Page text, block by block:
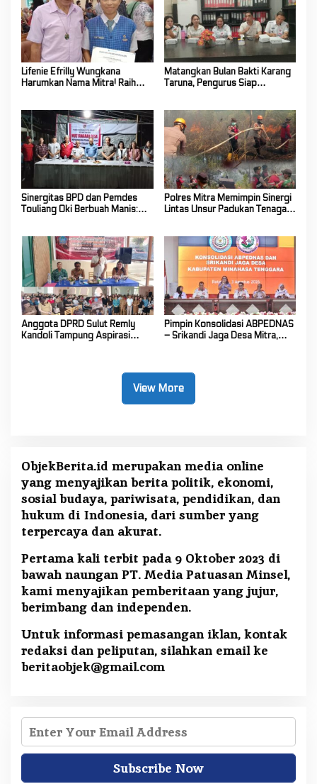
Lifenie Efrilly Wungkana
Harumkan Nama Mitra! Raih
Matangkan Bulan Bakti Karang
Taruna, Pengurus Siap
Sinergitas BPD dan Pemdes
Touliang Oki Berbuah Manis:
Polres Mitra Memimpin Sinergi
Lintas Unsur Padukan Tenaga
Anggota DPRD Sulut Remly
Kandoli Tampung Aspirasi
Pimpin Konsolidasi ABPEDNAS
– Srikandi Jaga Desa Mitra,
View More
ObjekBerita.id merupakan media online
yang menyajikan berita politik, ekonomi,
sosial budaya, pariwisata, pendidikan, dan
hukum di Indonesia, dari sumber yang
terpercaya dan akurat.
Pertama kali terbit pada 9 Oktober 2023 di
bawah naungan PT. Media Patuasan Minsel,
kami menyajikan pemberitaan yang jujur,
berimbang dan independen.
Untuk informasi pemasangan iklan, kontak
redaksi dan peliputan, silahkan email ke
beritaobjek@gmail.com